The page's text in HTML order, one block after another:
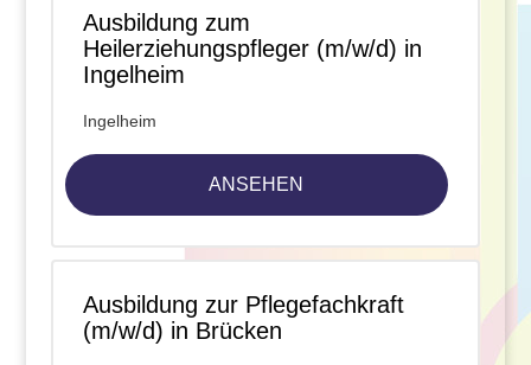
Ausbildung zum
Heilerziehungspfleger (m/w/d) in
Ingelheim
Ingelheim
ANSEHEN
Ausbildung zur Pflegefachkraft
(m/w/d) in Brücken